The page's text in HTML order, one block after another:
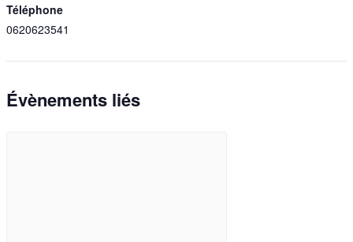
Téléphone
0620623541
Évènements liés